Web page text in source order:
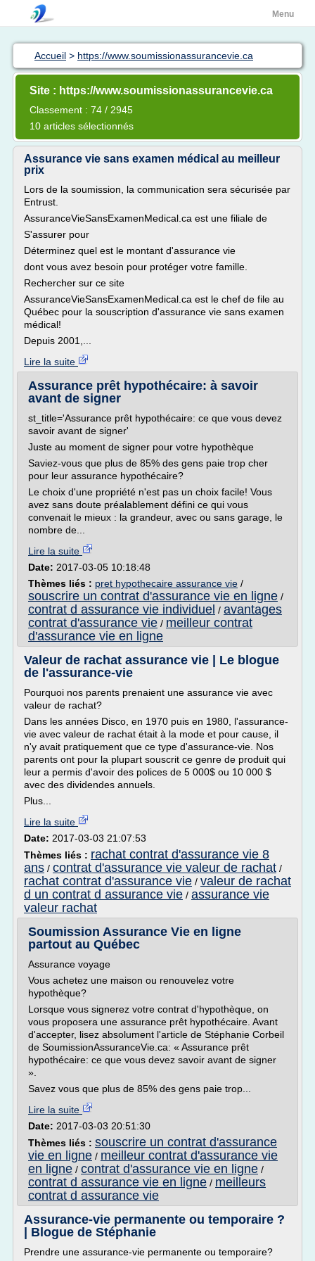
Menu
Accueil > https://www.soumissionassurancevie.ca
Site : https://www.soumissionassurancevie.ca
Classement : 74 / 2945
10 articles sélectionnés
Assurance vie sans examen médical au meilleur
prix
Lors de la soumission, la communication sera sécurisée par
Entrust.
AssuranceVieSansExamenMedical.ca est une filiale de
S'assurer pour
Déterminez quel est le montant d'assurance vie
dont vous avez besoin pour protéger votre famille.
Rechercher sur ce site
AssuranceVieSansExamenMedical.ca est le chef de file au
Québec pour la souscription d'assurance vie sans examen
médical!
Depuis 2001,...
Lire la suite
Assurance prêt hypothécaire: à savoir
avant de signer
st_title='Assurance prêt hypothécaire: ce que vous devez
savoir avant de signer'
Juste au moment de signer pour votre hypothèque
Saviez-vous que plus de 85% des gens paie trop cher
pour leur assurance hypothécaire?
Le choix d'une propriété n'est pas un choix facile! Vous
avez sans doute préalablement défini ce qui vous
convenait le mieux : la grandeur, avec ou sans garage, le
nombre de...
Lire la suite
Date: 2017-03-05 10:18:48
Thèmes liés : pret hypothecaire assurance vie /
souscrire un contrat d'assurance vie en ligne /
contrat d assurance vie individuel / avantages
contrat d'assurance vie / meilleur contrat
d'assurance vie en ligne
Valeur de rachat assurance vie | Le blogue
de l'assurance-vie
Pourquoi nos parents prenaient une assurance vie avec
valeur de rachat?
Dans les années Disco, en 1970 puis en 1980, l'assurance-
vie avec valeur de rachat était à la mode et pour cause, il
n'y avait pratiquement que ce type d'assurance-vie. Nos
parents ont pour la plupart souscrit ce genre de produit qui
leur a permis d'avoir des polices de 5 000$ ou 10 000 $
avec des dividendes annuels.
Plus...
Lire la suite
Date: 2017-03-03 21:07:53
Thèmes liés : rachat contrat d'assurance vie 8
ans / contrat d'assurance vie valeur de rachat /
rachat contrat d'assurance vie / valeur de rachat
d un contrat d assurance vie / assurance vie
valeur rachat
Soumission Assurance Vie en ligne
partout au Québec
Assurance voyage
Vous achetez une maison ou renouvelez votre
hypothèque?
Lorsque vous signerez votre contrat d'hypothèque, on
vous proposera une assurance prêt hypothécaire. Avant
d'accepter, lisez absolument l'article de Stéphanie Corbeil
de SoumissionAssuranceVie.ca: « Assurance prêt
hypothécaire: ce que vous devez savoir avant de signer
».
Savez vous que plus de 85% des gens paie trop...
Lire la suite
Date: 2017-03-03 20:51:30
Thèmes liés : souscrire un contrat d'assurance
vie en ligne / meilleur contrat d'assurance vie
en ligne / contrat d'assurance vie en ligne /
contrat d assurance vie en ligne / meilleurs
contrat d assurance vie
Assurance-vie permanente ou temporaire ?
| Blogue de Stéphanie
Prendre une assurance-vie permanente ou temporaire?